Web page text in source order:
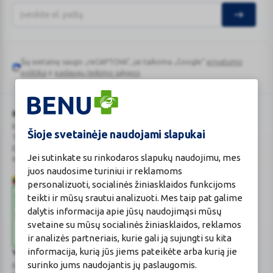
Šioje svetainėje naudojami slapukai
Jei sutinkate su rinkodaros slapukų naudojimu, mes
juos naudosime turiniui ir reklamoms
personalizuoti, socialinės žiniasklaidos funkcijoms
teikti ir mūsų srautui analizuoti. Mes taip pat galime
dalytis informacija apie jūsų naudojimąsi mūsų
svetaine su mūsų socialinės žiniasklaidos, reklamos
ir analizės partneriais, kurie gali ją sujungti su kita
informacija, kurią jūs jiems pateikėte arba kurią jie
surinko jums naudojantis jų paslaugomis.
Google
Šią svetainę saugo „reCAPTCHA“, jai taikoma „Google“
privatumo
politika
paslaugų teikimo sąlygos
BENU Vaistinė Lietuva, UAB
Kauno r. sav., Karmėlavos sen., Ramučių k., Gamybos g. 4
Tel. +370 37 225 522
Maisto tvarkymo subjektų registro numeris: 190004257
Valstybinė vaistų kontrolės tarnyba
prie Lietuvos Respublikos sveikatos apsaugos ministerijos